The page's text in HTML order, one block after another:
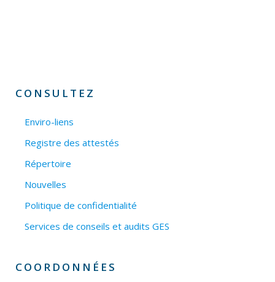
CONSULTEZ
Enviro-liens
Registre des attestés
Répertoire
Nouvelles
Politique de confidentialité
Services de conseils et audits GES
COORDONNÉES